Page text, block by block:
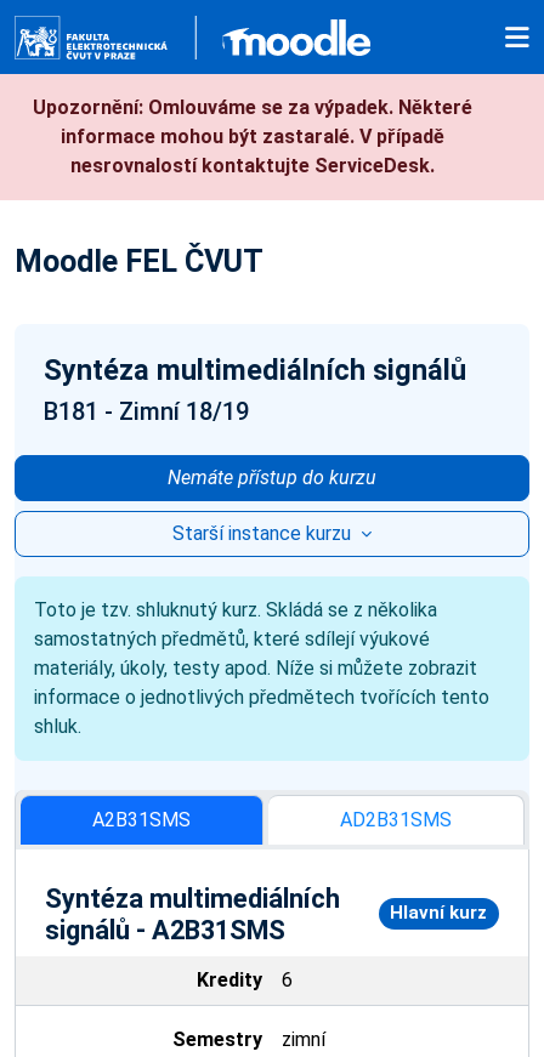
Upozornění: Omlouváme se za výpadek. Některé
informace mohou být zastaralé. V případě
nesrovnalostí kontaktujte ServiceDesk.
Moodle FEL ČVUT
Syntéza multimediálních signálů
B181 - Zimní 18/19
Nemáte přístup do kurzu
Starší instance kurzu
Toto je tzv. shluknutý kurz. Skládá se z několika
samostatných předmětů, které sdílejí výukové
materiály, úkoly, testy apod. Níže si můžete zobrazit
informace o jednotlivých předmětech tvořících tento
shluk.
A2B31SMS AD2B31SMS
Syntéza multimediálních
signálů - A2B31SMS
Hlavní kurz
Kredity 6
Semestry zimní